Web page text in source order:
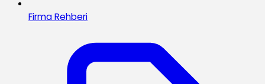
Firma Rehberi